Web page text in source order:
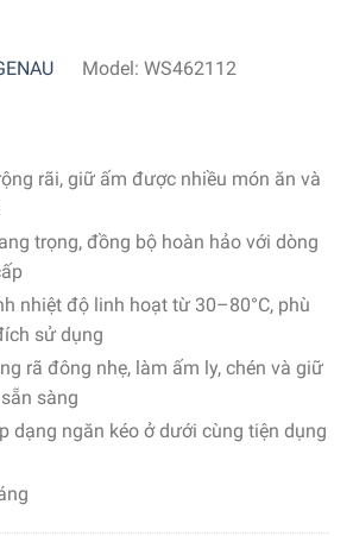
Model: WS462112
rãi, giữ ấm được nhiều món ăn và
trọng, đồng bộ hoàn hảo với dòng
nhiệt độ linh hoạt từ 30–80°C, phù
sử dụng
rã đông nhẹ, làm ấm ly, chén và giữ
sàng
dạng ngăn kéo ở dưới cùng tiện dụng